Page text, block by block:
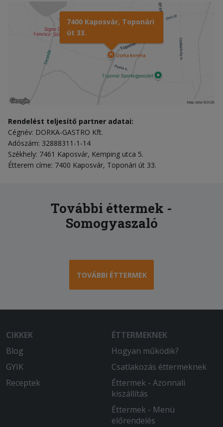
7400 Kaposvár, Toponári
út 33.
Rendelést teljesítő partner adatai:
Cégnév: DORKA-GASTRO Kft.
Adószám: 32888311-1-14
Székhely: 7461 Kaposvár, Kemping utca 5.
Étterem címe: 7400 Kaposvár, Toponári út 33.
További éttermek -
Somogyaszaló
TOVÁBBI ÉTTERMEK
CIKKEK
Blog
GYIK
Receptek
ÉTTERMEKNEK
Hogyan működik?
Csatlakozás éttermeknek
Éttermek - Azonnali
kiszállítás
Éttermek - Menü
előrendelés